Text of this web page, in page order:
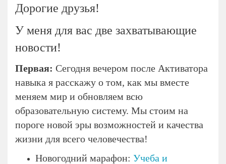
Дорогие друзья!
У меня для вас две захватывающие
новости!
Первая: Сегодня вечером после Активатора
навыка я расскажу о том, как мы вместе
меняем мир и обновляем всю
образовательную систему. Мы стоим на
пороге новой эры возможностей и качества
жизни для всего человечества!
Новогодний марафон: Учеба и